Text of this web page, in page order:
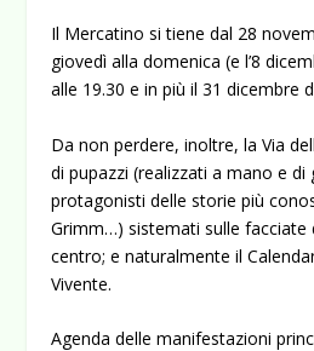
Il Mercatino si tiene dal 28
giovedì alla domenica (e l’8
alle 19.30 e in più il 31 dicembre
Da non perdere, inoltre, la Via
di pupazzi (realizzati a mano e di
protagonisti delle storie più
Grimm…) sistemati sulle facciate
centro; e naturalmente il
Vivente.
Agenda delle manifestazioni